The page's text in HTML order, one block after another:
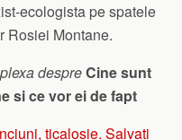
ecologista pe spatele
Rosiei Montane.
despreCine sunt
si ce vor ei de fapt
ticalosie. Salvati